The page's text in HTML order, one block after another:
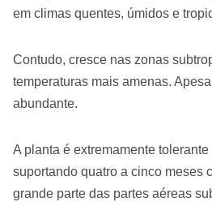
em climas quentes, úmidos e
Contudo, cresce nas zonas
temperaturas mais amenas.
abundante.
A planta é extremamente
suportando quatro a cinco meses
grande parte das partes aéreas